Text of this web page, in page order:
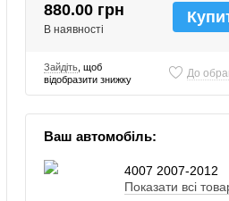
880.00 грн
В наявності
Зайдіть , щоб
відобразити знижку
До
Ваш автомобіль:
4007 2007-2012
Показати всі